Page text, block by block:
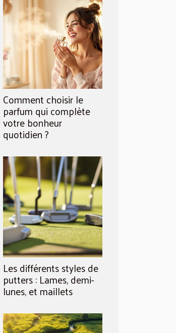
Comment choisir le
parfum qui complète
votre bonheur
quotidien ?
Les différents styles de
putters : Lames, demi-
lunes, et maillets